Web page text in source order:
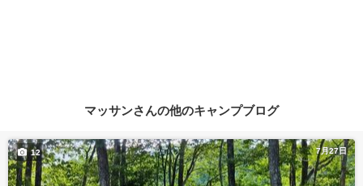
マッサンさんの他のキャンプブログ
7月27日
12